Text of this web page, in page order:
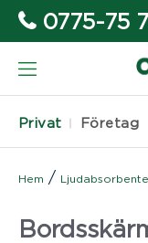
0775-75
Privat Företag
Hem /